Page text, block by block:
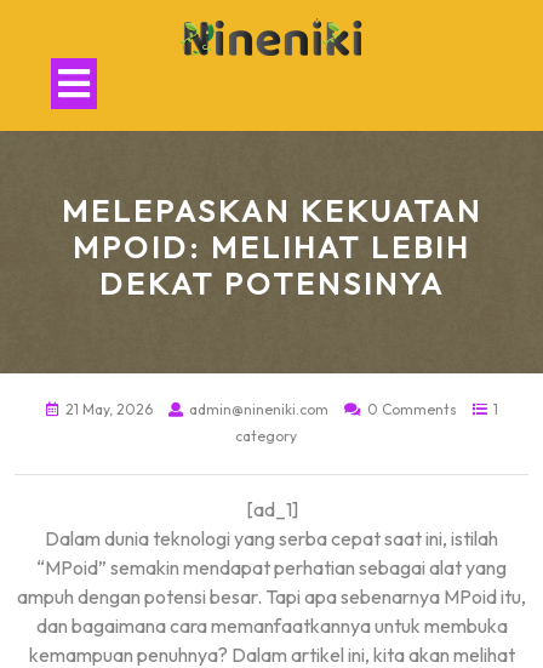
content
Button
MELEPASKAN KEKUATAN
MPOID: MELIHAT LEBIH
DEKAT POTENSINYA
21 May, 2026 admin@nineniki.com 0 Comments
1
category
[ad_1]
Dalam dunia teknologi yang serba cepat saat ini, istilah
“MPoid” semakin mendapat perhatian sebagai alat yang
ampuh dengan potensi besar. Tapi apa sebenarnya MPoid itu,
dan bagaimana cara memanfaatkannya untuk membuka
kemampuan penuhnya? Dalam artikel ini, kita akan melihat